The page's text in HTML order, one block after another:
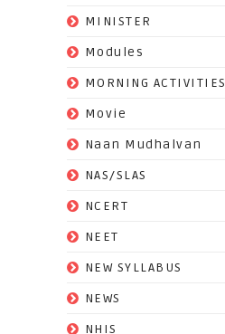
MINISTER
Modules
MORNING ACTIVITIES
Movie
Naan Mudhalvan
NAS/SLAS
NCERT
NEET
NEW SYLLABUS
NEWS
NHIS